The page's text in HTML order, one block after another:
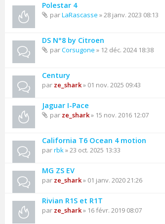
Polestar 4
parLaRascasse » 28 janv. 2023 08:13
DS N°8 by Citroen
parCorsugone » 12 déc. 2024 18:38
Century
par ze_shark» 01 nov. 2025 09:43
Jaguar I-Pace
par ze_shark» 15 nov. 2016 12:07
California T6 Ocean 4 motion
parrbk» 23 oct. 2025 13:33
MG ZS EV
par ze_shark» 01 janv. 2020 21:26
Rivian R1S et R1T
par ze_shark» 16 févr. 2019 08:07